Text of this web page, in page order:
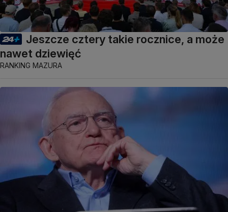
Jeszcze cztery takie rocznice, a może
nawet dziewięć
RANKING MAZURA